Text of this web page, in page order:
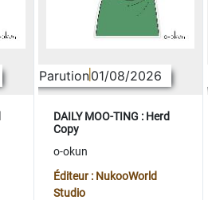
Parution01/08/2026
DAILY MOO-TING : Herd
Copy
o-okun
Éditeur : NukooWorld
Studio